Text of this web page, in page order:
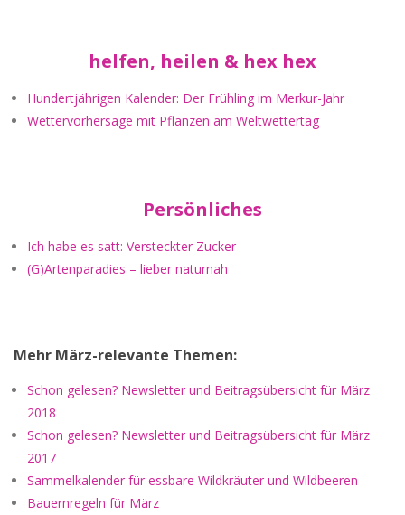
helfen, heilen & hex hex
Hundertjährigen Kalender: Der Frühling im Merkur-Jahr
Wettervorhersage mit Pflanzen am Weltwettertag
Persönliches
Ich habe es satt: Versteckter Zucker
(G)Artenparadies – lieber naturnah
Mehr März-relevante Themen:
Schon gelesen? Newsletter und Beitragsübersicht für März
2018
Schon gelesen? Newsletter und Beitragsübersicht für März
2017
Sammelkalender für essbare Wildkräuter und Wildbeeren
Bauernregeln für März